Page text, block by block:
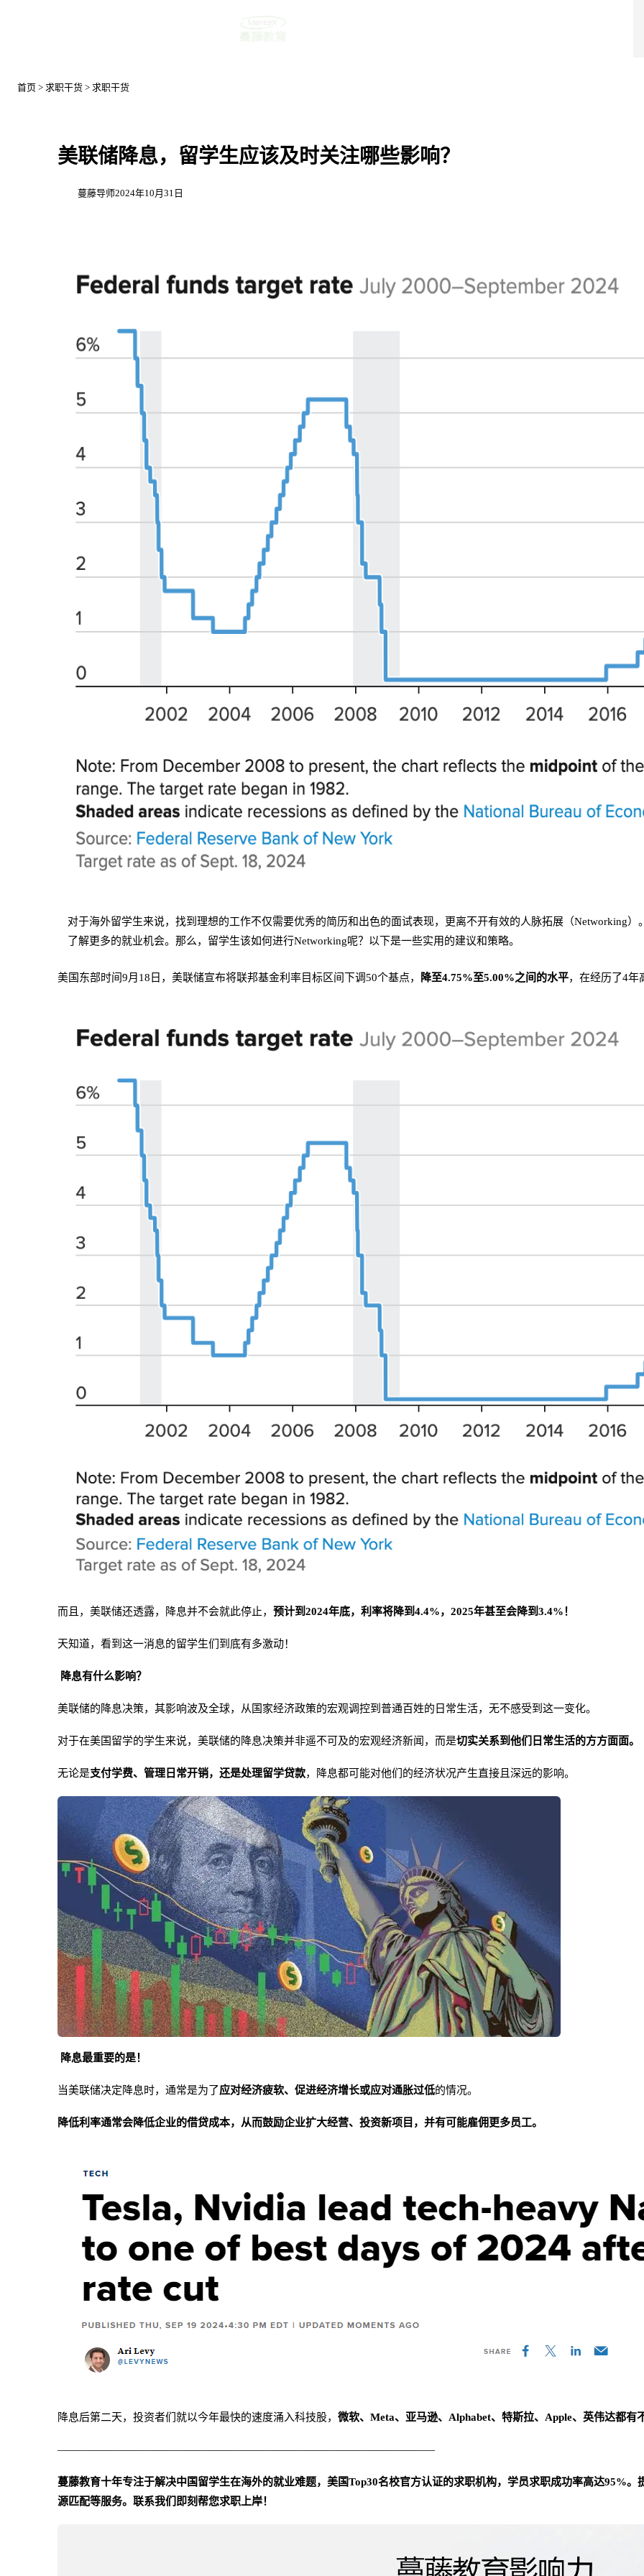
首页 > 求职干货 > 求职干货
美联储降息，留学生应该及时关注哪些影响？
蔓藤导师2024年10月31日
对于海外留学生来说，找到理想的工作不仅需要优秀的简历和出色的面试表现，更离不开有效的人脉拓展（Networking
了解更多的就业机会。那么，留学生该如何进行Networking呢？以下是一些实用的建议和策略。
美国东部时间9月18日，美联储宣布将联邦基金利率目标区间下调50个基点， 降至4.75%至5.00%之间的水平，在经历了4年
而且，美联储还透露，降息并不会就此停止， 预计到2024年底，利率将降到4.4%，2025年甚至会降到3.4%！
天知道，看到这一消息的留学生们到底有多激动！
降息有什么影响？
美联储的降息决策，其影响波及全球，从国家经济政策的宏观调控到普通百姓的日常生活，无不感受到这一变化。
对于在美国留学的学生来说，美联储的降息决策并非遥不可及的宏观经济新闻，而是切实关系到他们日常生活的方方面面。
无论是支付学费、管理日常开销，还是处理留学贷款，降息都可能对他们的经济状况产生直接且深远的影响。
降息最重要的是！
当美联储决定降息时，通常是为了应对经济疲软、促进经济增长或应对通胀过低的情况。
降低利率通常会降低企业的借贷成本，从而鼓励企业扩大经营、投资新项目 ，并有可能雇佣更多员工。
降息后第二天，投资者们就以今年最快的速度涌入科技股， 微软、Meta、亚马逊、Alphabet、特斯拉、Apple、英伟达都有
———————————————————————————————————
蔓藤教育十年专注于解决中国留学生在海外的就业难题，美国Top30名校官方认证的求职机构，学员求职成功率高达95%。
源匹配等服务。联系我们即刻帮您求职上岸！